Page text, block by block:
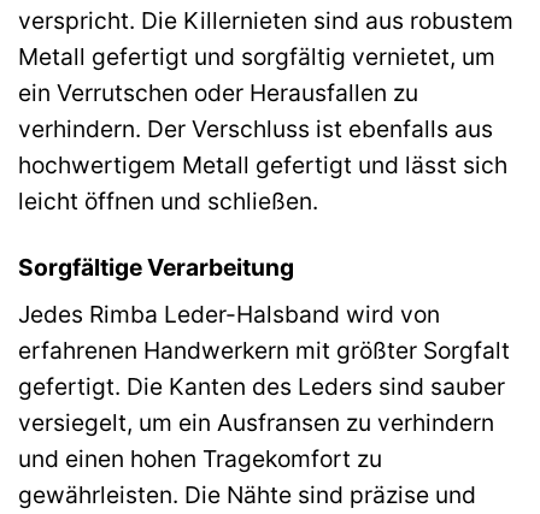
verspricht. Die Killernieten sind aus robustem
Metall gefertigt und sorgfältig vernietet, um
ein Verrutschen oder Herausfallen zu
verhindern. Der Verschluss ist ebenfalls aus
hochwertigem Metall gefertigt und lässt sich
leicht öffnen und schließen.
Sorgfältige Verarbeitung
Jedes Rimba Leder-Halsband wird von
erfahrenen Handwerkern mit größter Sorgfalt
gefertigt. Die Kanten des Leders sind sauber
versiegelt, um ein Ausfransen zu verhindern
und einen hohen Tragekomfort zu
gewährleisten. Die Nähte sind präzise und